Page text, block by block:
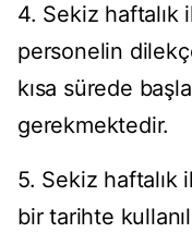
4. Sekiz haftalık
personelin
kısa sürede
gerekmektedir.
5. Sekiz haftalık
bir tarihte